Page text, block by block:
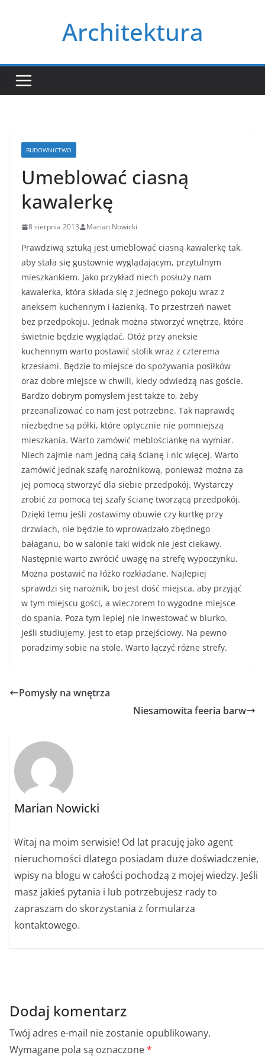
Architektura
BUDOWNICTWO
Umeblować ciasną
kawalerkę
8 sierpnia 2013 Marian Nowicki
Prawdziwą sztuką jest umeblować ciasną kawalerkę tak,
aby stała się gustownie wyglądającym, przytulnym
mieszkankiem. Jako przykład niech posłuży nam
kawalerka, która składa się z jednego pokoju wraz z
aneksem kuchennym i łazienką. To przestrzeń nawet
bez przedpokoju. Jednak można stworzyć wnętrze, które
świetnie będzie wyglądać. Otóż przy aneksie
kuchennym warto postawić stolik wraz z czterema
krzesłami. Będzie to miejsce do spożywania posiłków
oraz dobre miejsce w chwili, kiedy odwiedzą nas goście.
Bardzo dobrym pomysłem jest także to, żeby
przeanalizować co nam jest potrzebne. Tak naprawdę
niezbędne są półki, które optycznie nie pomniejszą
mieszkania. Warto zamówić meblościankę na wymiar.
Niech zajmie nam jedną całą ścianę i nic więcej. Warto
zamówić jednak szafę narożnikową, ponieważ można za
jej pomocą stworzyć dla siebie przedpokój. Wystarczy
zrobić za pomocą tej szafy ścianę tworzącą przedpokój.
Dzięki temu jeśli zostawimy obuwie czy kurtkę przy
drzwiach, nie będzie to wprowadzało zbędnego
bałaganu, bo w salonie taki widok nie jest ciekawy.
Następnie warto zwrócić uwagę na strefę wypoczynku.
Można postawić na łóżko rozkładane. Najlepiej
sprawdzi się narożnik, bo jest dość miejsca, aby przyjąć
w tym miejscu gości, a wieczorem to wygodne miejsce
do spania. Poza tym lepiej nie inwestować w biurko.
Jeśli studiujemy, jest to etap przejściowy. Na pewno
poradzimy sobie na stole. Warto łączyć różne strefy.
Pomysły na wnętrza
Niesamowita feeria barw
Marian Nowicki
Witaj na moim serwisie! Od lat pracuję jako agent
nieruchomości dlatego posiadam duże doświadczenie,
wpisy na blogu w całości pochodzą z mojej wiedzy. Jeśli
masz jakieś pytania i lub potrzebujesz rady to
zapraszam do skorzystania z formularza
kontaktowego.
Dodaj komentarz
Twój adres e-mail nie zostanie opublikowany.
Wymagane pola są oznaczone*